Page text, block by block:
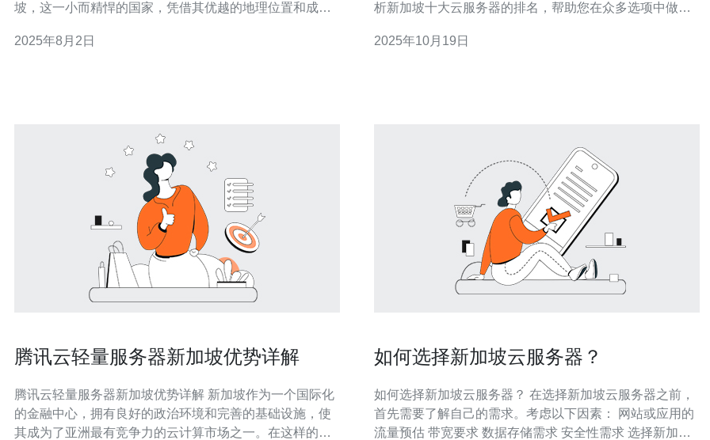
坡，这一小而精悍的国家，凭借其优越的地理位置和成熟
将深入探讨新加坡云服务器市场的现状与未来发展趋势。
2025年8月2日
析新加坡十大云服务器的排名，帮助您在众多选项中做出
想的云服务器提供商。 新加坡云服务器市场概述 新加坡的
2025年10月19日
腾讯云轻量服务器新加坡优势详解
腾讯云轻量服务器新加坡优势详解 新加坡作为一个国际化
的金融中心，拥有良好的政治环境和完善的基础设施，使
其成为了亚洲最有竞争力的云计算市场之一。在这样的环
如何选择新加坡云服务器？
如何选择新加坡云服务器？ 在选择新加坡云服务器之前，
首先需要了解自己的需求。考虑以下因素： 网站或应用的
流量预估 带宽要求 数据存储需求 安全性需求 选择新加坡